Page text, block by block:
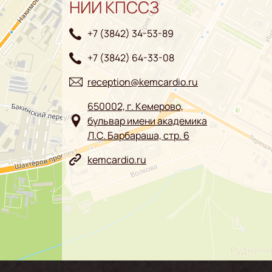
НИИ КПССЗ
+7 (3842) 34-53-89
+7 (3842) 64-33-08
reception@kemcardio.ru
650002, г. Кемерово,
бульвар имени академика
Л.С. Барбараша, стр. 6
kemcardio.ru